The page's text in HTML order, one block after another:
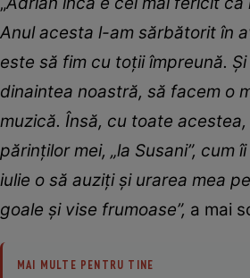
Anul acesta l-am sărbătorit în
este să fim cu toții împreună.
dinaintea noastră, să facem o
muzică. Însă, cu toate
părinților mei, „la Susani”,
iulie o să auziți și urarea mea
goale și vise frumoase”, a mai
MAI MULTE PENTRU TINE